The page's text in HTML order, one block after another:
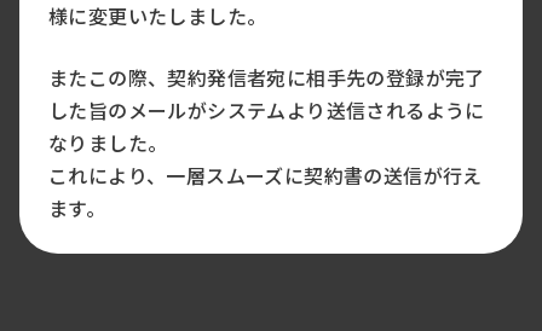
様に変更いたしました。
またこの際、契約発信者宛に相手先の登録が完了
した旨のメールがシステムより送信されるように
なりました。
これにより、一層スムーズに契約書の送信が行え
ます。